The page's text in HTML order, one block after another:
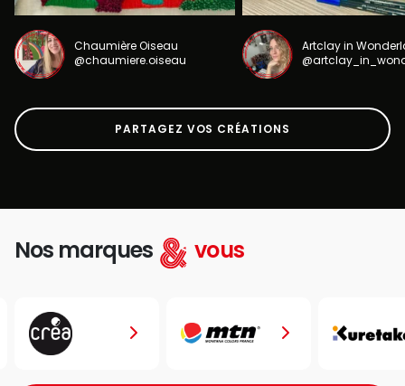
Chaumière Oiseau
@chaumiere.oiseau
Artclay in
PARTAGEZ VOS CRÉATIONS
Nos marques vous